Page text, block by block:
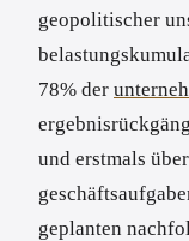
geopolitischer
78% der
und erstmals
geplanten